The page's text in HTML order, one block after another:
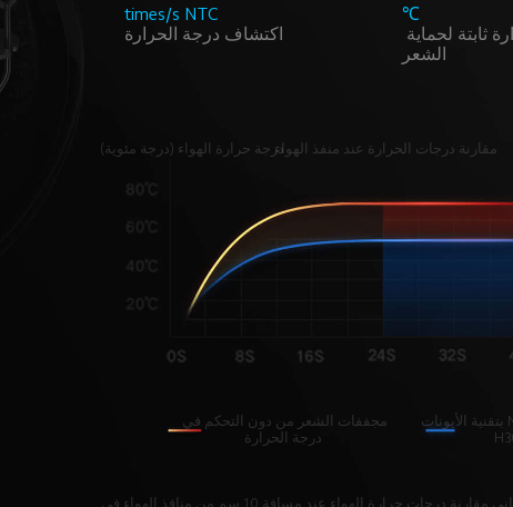
times/s NTC
اكتشاف درجة الحرارة
℃
ثابتة لحماية
الشعر
درجة حرارة الهواء (درجة مئوية)مقارنة درجات الحرارة عند منفذ الهواء
مجففات الشعر من دون التحكم في
درجة الحرارة
مجفف الشعر Mi بتقنية الأيونات
*يوضح الرسم البياني مقارنة درجات حرارة الهواء عند مسافة 10 سم من منافذ الهواء في